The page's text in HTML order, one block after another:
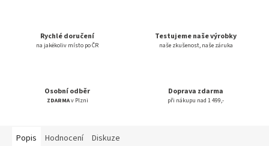
Rychlé doručení
na jakékoliv místo po ČR
Testujeme naše výrobky
naše zkušenost, naše záruka
Osobní odběr
ZDARMAv Plzni
Doprava zdarma
při nákupu nad 1 499,-
Popis Hodnocení Diskuze